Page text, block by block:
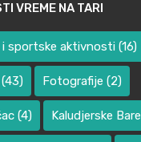
VREME NA TARI
i sportske aktivnosti (16)
(43) Fotografije (2)
(4) Kaludjerske Bare